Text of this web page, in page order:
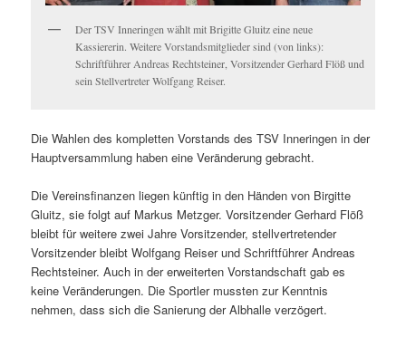
Der TSV Inneringen wählt mit Brigitte Gluitz eine neue
Kassiererin. Weitere Vorstandsmitglieder sind (von links):
Schriftführer Andreas Rechtsteiner, Vorsitzender Gerhard Flöß und
sein Stellvertreter Wolfgang Reiser.
Die Wahlen des kompletten Vorstands des TSV Inneringen in der
Hauptversammlung haben eine Veränderung gebracht.
Die Vereinsfinanzen liegen künftig in den Händen von Birgitte
Gluitz, sie folgt auf Markus Metzger. Vorsitzender Gerhard Flöß
bleibt für weitere zwei Jahre Vorsitzender, stellvertretender
Vorsitzender bleibt Wolfgang Reiser und Schriftführer Andreas
Rechtsteiner. Auch in der erweiterten Vorstandschaft gab es
keine Veränderungen. Die Sportler mussten zur Kenntnis
nehmen, dass sich die Sanierung der Albhalle verzögert.